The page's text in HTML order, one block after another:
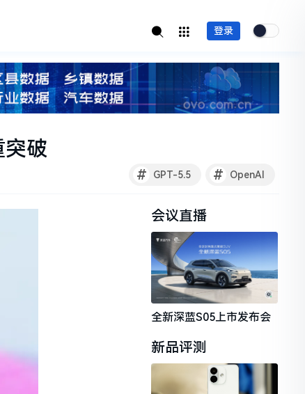
登录
破
# GPT-5.5 # OpenAI
会议直播
全新深蓝S05上市发布会
新品评测